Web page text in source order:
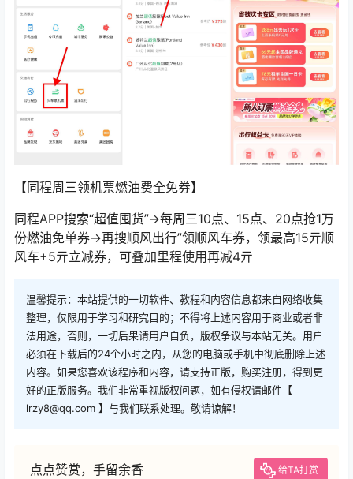
【同程周三领机票燃油费全免券】
同程APP搜索“超值囤货”->每周三10点、15点、20点抢1万
份燃油免单券->再搜顺风出行”领顺风车券，领最高15亓顺
风车+5亓立减券，可叠加里程使用再减4亓
温馨提示：本站提供的一切软件、教程和内容信息都来自网络收集
整理，仅限用于学习和研究目的；不得将上述内容用于商业或者非
法用途，否则，一切后果请用户自负，版权争议与本站无关。用户
必须在下载后的24个小时之内，从您的电脑或手机中彻底删除上述
内容。如果您喜欢该程序和内容，请支持正版，购买注册，得到更
好的正版服务。我们非常重视版权问题，如有侵权请邮件【
lrzy8@qq.com 】与我们联系处理。敬请谅解！
点点赞赏，手留余香 给TA打赏